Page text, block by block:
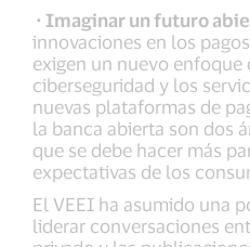
· Imaginar un futuro
innovaciones en los
exigen un nuevo
ciberseguridad y los
nuevas plataformas de
la banca abierta son dos
que se debe hacer más
expectativas de los
El VEEI ha asumido una
liderar conversaciones